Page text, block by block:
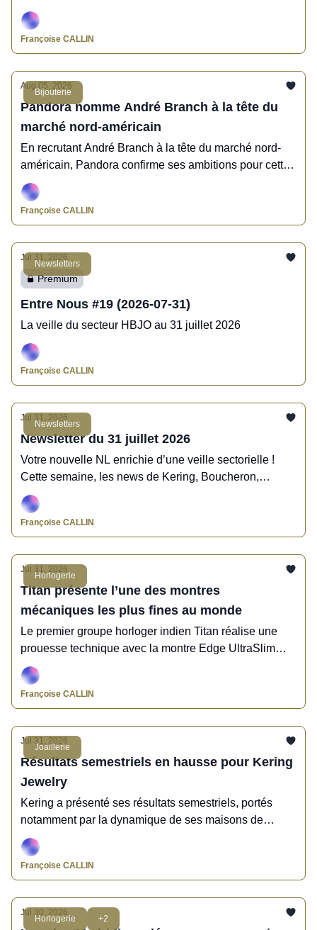
attractif.
Françoise CALLIN
Bijouterie
Aug 05, 2026
Pandora nomme André Branch à la tête du
marché nord-américain
En recrutant André Branch à la tête du marché nord-
américain, Pandora confirme ses ambitions pour cette
région du globe.
Françoise CALLIN
Newsletters
Jul 31, 2026
Premium
Entre Nous #19 (2026-07-31)
La veille du secteur HBJO au 31 juillet 2026
Françoise CALLIN
Newsletters
Jul 31, 2026
Newsletter du 31 juillet 2026
Votre nouvelle NL enrichie d’une veille sectorielle !
Cette semaine, les news de Kering, Boucheron,
Catawiki, Fullord, Gemmyo, LoveLab, Titan, Jaeger-
LeCoultre, Francéclat, Harricana, Morganne Bello,
Mysteryjoy, Van Den Abeele, Madridjoya.
Françoise CALLIN
Horlogerie
Jul 31, 2026
Titan présente l’une des montres
mécaniques les plus fines au monde
Le premier groupe horloger indien Titan réalise une
prouesse technique avec la montre Edge UltraSlim
Mechanical et la présente au Grand Prix d'Horlogerie
de Genève 2026.
Françoise CALLIN
Joaillerie
Jul 31, 2026
Résultats semestriels en hausse pour Kering
Jewelry
Kering a présenté ses résultats semestriels, portés
notamment par la dynamique de ses maisons de
joaillerie regroupées au sein de Kering Jewelry.
Françoise CALLIN
Horlogerie +2
Jul 30, 2026